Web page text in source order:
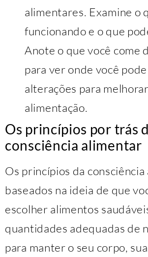
alimentares. Examine o
funcionando e o que
Anote o que você come
para ver onde você
alterações para
alimentação.
Os princípios por trás
consciência alimentar
Os princípios da
baseados na ideia de que
escolher alimentos
quantidades adequadas de
para manter o seu corpo,